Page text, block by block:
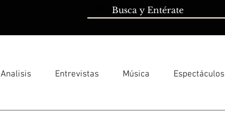
Analisis Entrevistas Música Espectáculos